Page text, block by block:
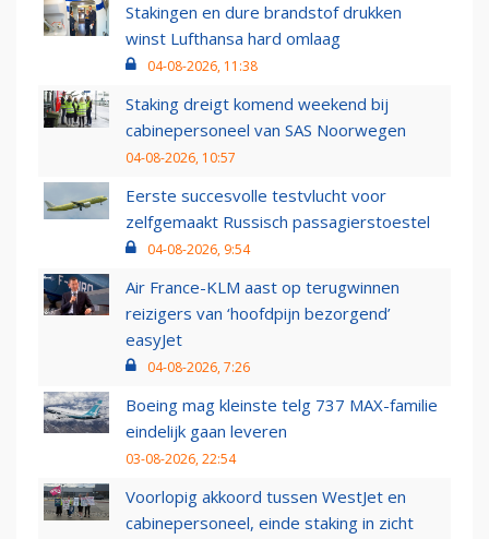
Stakingen en dure brandstof drukken
winst Lufthansa hard omlaag
04-08-2026, 11:38
Staking dreigt komend weekend bij
cabinepersoneel van SAS Noorwegen
04-08-2026, 10:57
Eerste succesvolle testvlucht voor
zelfgemaakt Russisch passagierstoestel
04-08-2026, 9:54
Air France-KLM aast op terugwinnen
reizigers van ‘hoofdpijn bezorgend’
easyJet
04-08-2026, 7:26
Boeing mag kleinste telg 737 MAX-familie
eindelijk gaan leveren
03-08-2026, 22:54
Voorlopig akkoord tussen WestJet en
cabinepersoneel, einde staking in zicht